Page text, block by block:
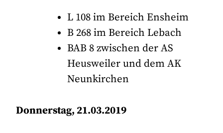
L 108 im Bereich Ensheim
B 268 im Bereich Lebach
BAB 8 zwischen der AS
Heusweiler und dem AK
Neunkirchen
Donnerstag, 21.03.2019